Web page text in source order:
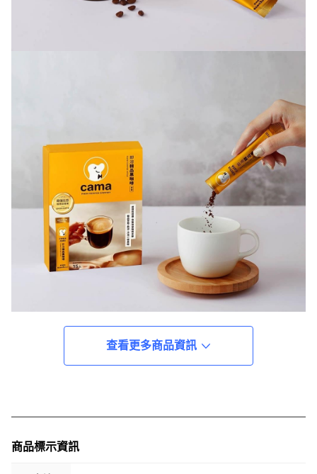
查看更多商品資訊
商品標示資訊